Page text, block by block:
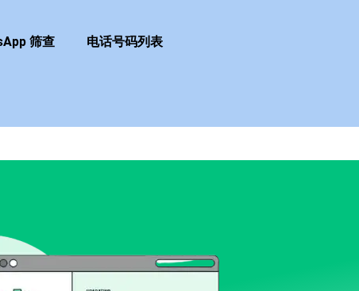
筛查 电话号码列表